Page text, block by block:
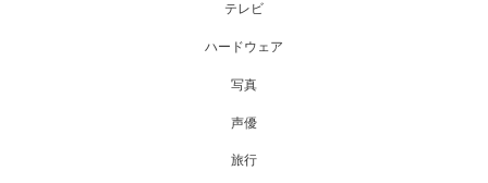
テレビ
ハードウェア
写真
声優
旅行